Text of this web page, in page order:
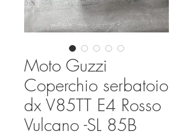
Moto Guzzi
Coperchio serbatoio
dx V85TT E4 Rosso
Vulcano -SL 85B